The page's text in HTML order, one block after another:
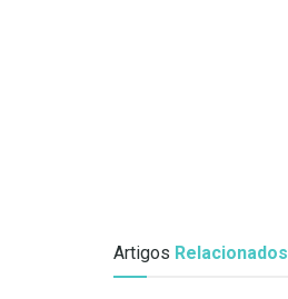
Artigos Relacionados